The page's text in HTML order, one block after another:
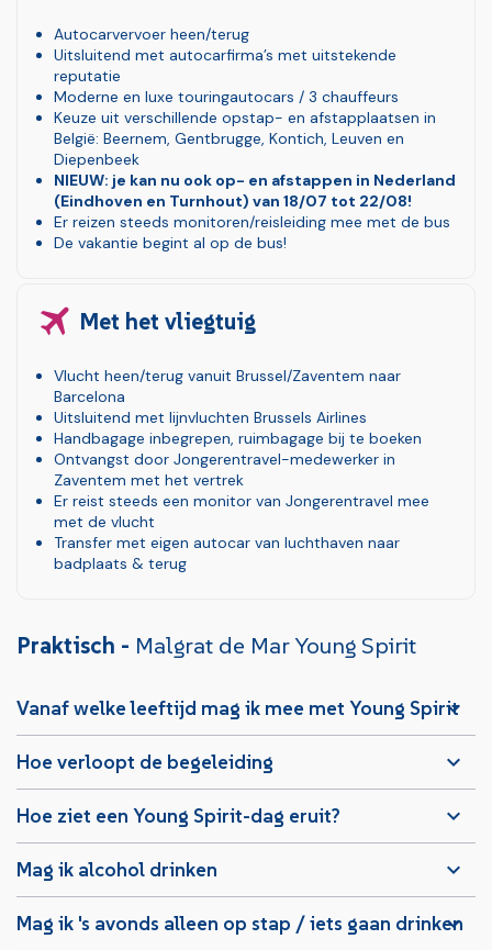
Autocarvervoer heen/terug
Uitsluitend met autocarfirma’s met uitstekende
reputatie
Moderne en luxe touringautocars / 3 chauffeurs
Keuze uit verschillende opstap- en afstapplaatsen in
België: Beernem, Gentbrugge, Kontich, Leuven en
Diepenbeek
NIEUW: je kan nu ook op- en afstappen in Nederland
(Eindhoven en Turnhout) van 18/07 tot 22/08!
Er reizen steeds monitoren/reisleiding mee met de bus
De vakantie begint al op de bus!
Met het vliegtuig
Vlucht heen/terug vanuit Brussel/Zaventem naar
Barcelona
Uitsluitend met lijnvluchten Brussels Airlines
Handbagage inbegrepen, ruimbagage bij te boeken
Ontvangst door Jongerentravel-medewerker in
Zaventem met het vertrek
Er reist steeds een monitor van Jongerentravel mee
met de vlucht
Transfer met eigen autocar van luchthaven naar
badplaats & terug
Praktisch - Malgrat de Mar Young Spirit
Vanaf welke leeftijd mag ik mee met Young Spirit
Hoe verloopt de begeleiding
Hoe ziet een Young Spirit-dag eruit?
Mag ik alcohol drinken
Mag ik 's avonds alleen op stap / iets gaan drinken